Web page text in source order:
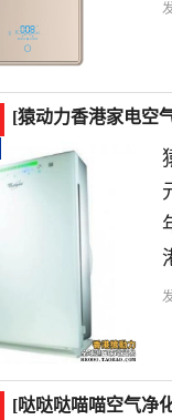
[猿动力香港家电空
[哒哒哒喵喵空气净